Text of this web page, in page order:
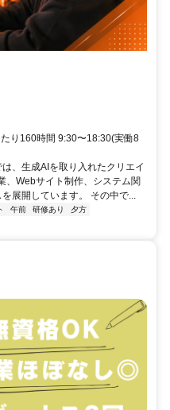
り160時間 9:30〜18:30(実働8
、生成AIを取り入れたクリエイ
、Webサイト制作、システム関
展開しています。 その中で...
午前 研修あり
夕方